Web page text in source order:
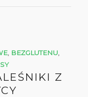
, BEZGLUTENU,
Z